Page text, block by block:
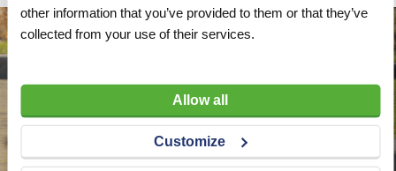
other information that you’ve provided to them or that they’ve
collected from your use of their services.
Allow all
Customize